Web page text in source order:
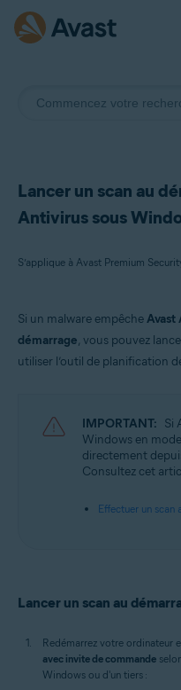
Lancer un scan au
Antivirus sous
Avast Antivirus Gratuit 21.x
Microsoft Windows 11
Microsoft Windows 10
Éducation (32/64 bits)
Microsoft Windows 8.1/
Microsoft Windows 7 Édition
Si un malware empêcheAvast
démarrage, vous pouvez
utiliser l’outil de planification
IMPORTANT: Si
Windows en
directement
Consultez cet
Effectuer un scan
Lancer un scan au
Redémarrez votre ordinateur
avec invite de commande
Windows ou d'un tiers :